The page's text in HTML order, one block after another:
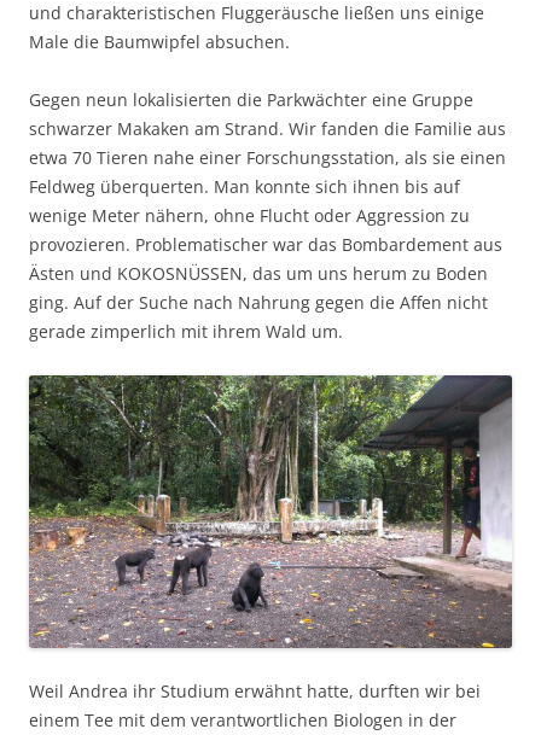
und charakteristischen Fluggeräusche ließen uns einige
Male die Baumwipfel absuchen.
Gegen neun lokalisierten die Parkwächter eine Gruppe
schwarzer Makaken am Strand. Wir fanden die Familie aus
etwa 70 Tieren nahe einer Forschungsstation, als sie einen
Feldweg überquerten. Man konnte sich ihnen bis auf
wenige Meter nähern, ohne Flucht oder Aggression zu
provozieren. Problematischer war das Bombardement aus
Ästen und KOKOSNÜSSEN, das um uns herum zu Boden
ging. Auf der Suche nach Nahrung gegen die Affen nicht
gerade zimperlich mit ihrem Wald um.
Weil Andrea ihr Studium erwähnt hatte, durften wir bei
einem Tee mit dem verantwortlichen Biologen in der